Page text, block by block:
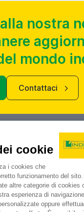
nostra
mondo
Contattaci
per
e liquidazioni di
e macchinari